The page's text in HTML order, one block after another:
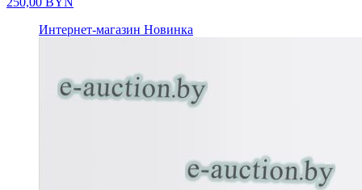
Интернет-магазин Новинка